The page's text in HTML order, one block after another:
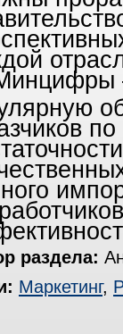
раздела:
Маркетинг,